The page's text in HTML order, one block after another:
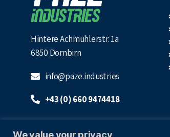
We value your privacy
Hintere Achmühlerstr. 1a
6850 Dornbirn
info@paze.industries
+43 (0) 660 9474418